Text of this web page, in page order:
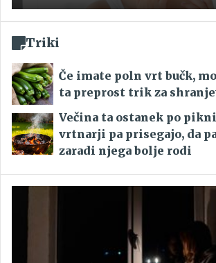
Triki
Če imate poln vrt bučk,
ta preprost trik za
Večina ta ostanek po
vrtnarji pa prisegajo, da
zaradi njega bolje rodi